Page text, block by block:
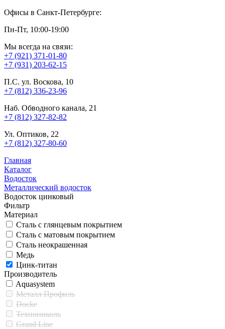
Офисы в Санкт-Петербурге:
Пн-Пт, 10:00-19:00
Мы всегда на связи:
+7 (921) 371-01-80
+7 (931) 203-62-15
П.С. ул. Воскова, 10
+7 (812) 336-23-96
Наб. Обводного канала, 21
+7 (812) 327-82-82
Ул. Оптиков, 22
+7 (812) 327-80-60
Главная
Каталог
Водосток
Металлический водосток
Водосток цинковый
Фильтр
Материал
Сталь с глянцевым покрытием
Сталь с матовым покрытием
Сталь неокрашенная
Медь
Цинк-титан
Производитель
Aquasystem
Металл Профиль
Docke
Технониколь
Grand Line